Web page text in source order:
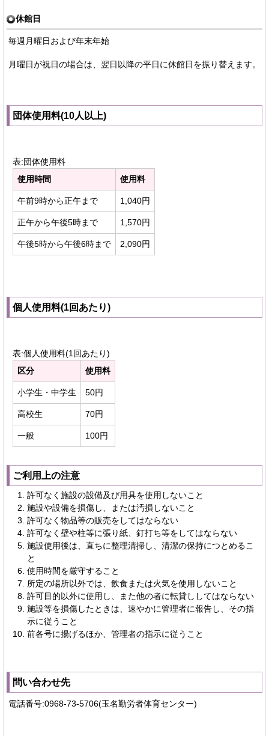
休館日
毎週月曜日および年末年始
月曜日が祝日の場合は、翌日以降の平日に休館日を振り替えます。
団体使用料(10人以上)
表:団体使用料
使用時間
使用料
午前9時から正午まで 1,040円
正午から午後5時まで 1,570円
午後5時から午後6時まで 2,090円
個人使用料(1回あたり)
表:個人使用料(1回あたり)
区分
使用料
小学生・中学生 50円
高校生 70円
一般 100円
ご利用上の注意
許可なく施設の設備及び用具を使用しないこと
施設や設備を損傷し、または汚損しないこと
許可なく物品等の販売をしてはならない
許可なく壁や柱等に張り紙、釘打ち等をしてはならない
施設使用後は、直ちに整理清掃し、清潔の保持につとめるこ
と
使用時間を厳守すること
所定の場所以外では、飲食または火気を使用しないこと
許可目的以外に使用し、また他の者に転貸ししてはならない
施設等を損傷したときは、速やかに管理者に報告し、その指
示に従うこと
前各号に揚げるほか、管理者の指示に従うこと
問い合わせ先
電話番号:0968-73-5706(玉名勤労者体育センター)